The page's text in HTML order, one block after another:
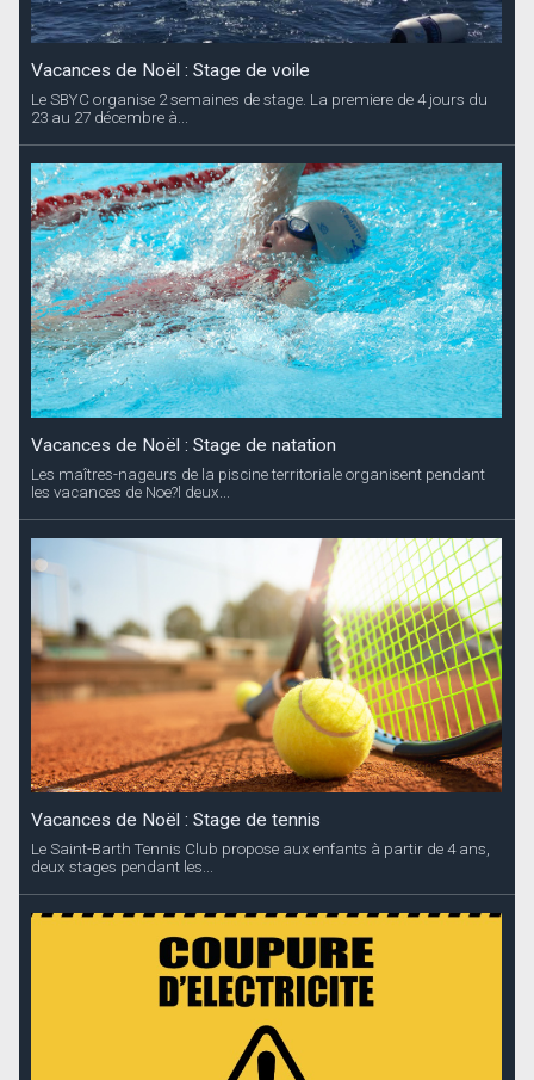
Vacances de Noël : Stage de voile
Le SBYC organise 2 semaines de stage. La premiere de 4 jours du
23 au 27 décembre à...
Vacances de Noël : Stage de natation
Les maîtres-nageurs de la piscine territoriale organisent pendant
les vacances de Noe?l deux...
Vacances de Noël : Stage de tennis
Le Saint-Barth Tennis Club propose aux enfants à partir de 4 ans,
deux stages pendant les...